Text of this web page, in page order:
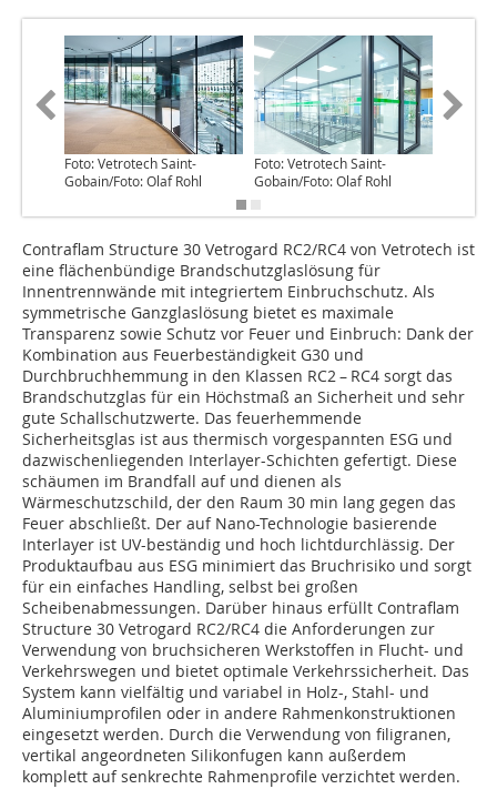
Foto: Vetrotech Saint-
Gobain/Foto: Olaf Rohl
Foto: Vetrotech Saint-
Gobain/Foto: Olaf Rohl
Contraflam Structure 30 Vetrogard RC2/RC4 von Vetrotech ist
eine flächenbündige Brandschutzglaslösung für
Innentrennwände mit integriertem Einbruchschutz. Als
symmetrische Ganzglaslösung bietet es maximale
Transparenz sowie Schutz vor Feuer und Einbruch: Dank der
Kombination aus Feuerbeständigkeit G30 und
Durchbruchhemmung in den Klassen RC2 – RC4 sorgt das
Brandschutzglas für ein Höchstmaß an Sicherheit und sehr
gute Schallschutzwerte. Das feuerhemmende
Sicherheitsglas ist aus thermisch vorgespannten ESG und
dazwischenliegenden Interlayer-Schichten gefertigt. Diese
schäumen im Brandfall auf und dienen als
Wärmeschutzschild, der den Raum 30 min lang gegen das
Feuer abschließt. Der auf Nano-Technologie basierende
Interlayer ist UV-beständig und hoch lichtdurchlässig. Der
Produktaufbau aus ESG minimiert das Bruchrisiko und sorgt
für ein einfaches Handling, selbst bei großen
Scheibenabmessungen. Darüber hinaus erfüllt Contraflam
Structure 30 Vetrogard RC2/RC4 die Anforderungen zur
Verwendung von bruchsicheren Werkstoffen in Flucht- und
Verkehrswegen und bietet optimale Verkehrssicherheit. Das
System kann vielfältig und variabel in Holz-, Stahl- und
Aluminiumprofilen oder in andere Rahmenkonstruktionen
eingesetzt werden. Durch die Verwendung von filigranen,
vertikal angeordneten Silikonfugen kann außerdem
komplett auf senkrechte Rahmenprofile verzichtet werden.